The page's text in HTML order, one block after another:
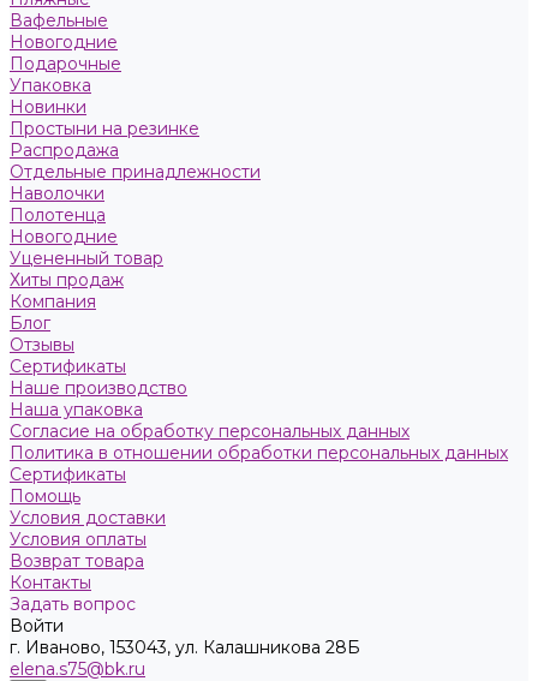
Вафельные
Новогодние
Подарочные
Упаковка
Новинки
Простыни на резинке
Распродажа
Отдельные принадлежности
Наволочки
Полотенца
Новогодние
Уцененный товар
Хиты продаж
Компания
Блог
Отзывы
Сертификаты
Наше производство
Наша упаковка
Согласие на обработку персональных данных
Политика в отношении обработки персональных данных
Сертификаты
Помощь
Условия доставки
Условия оплаты
Возврат товара
Контакты
Задать вопрос
Войти
г. Иваново, 153043, ул. Калашникова 28Б
elena.s75@bk.ru